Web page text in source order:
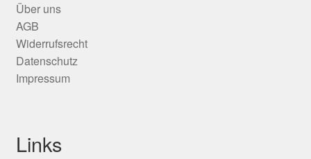
Über uns
AGB
Widerrufsrecht
Datenschutz
Impressum
Links